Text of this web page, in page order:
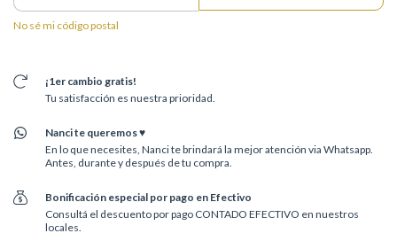
No sé mi código postal
¡1er cambio gratis!
Tu satisfacción es nuestra prioridad.
Nanci te queremos ♥
En lo que necesites, Nanci te brindará la mejor atención via Whatsapp.
Antes, durante y después de tu compra.
Bonificación especial por pago en Efectivo
Consultá el descuento por pago CONTADO EFECTIVO en nuestros
locales.